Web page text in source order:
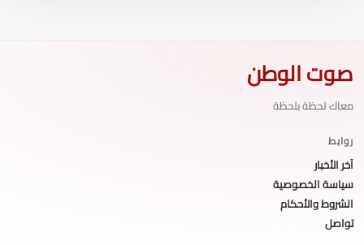
صوت الوطن
معاك لحظة بلحظة
روابط
آخر الأخبار
سياسة الخصوصية
الشروط والأحكام
تواصل